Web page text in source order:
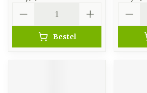
Bestel